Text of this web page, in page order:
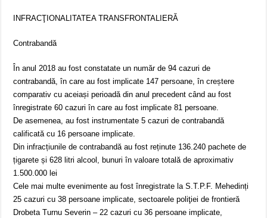
INFRACŢIONALITATEA TRANSFRONTALIERĂ
Contrabandă
În anul 2018 au fost constatate un număr de 94 cazuri de
contrabandă, în care au fost implicate 147 persoane, în creștere
comparativ cu aceiași perioadă din anul precedent când au fost
înregistrate 60 cazuri în care au fost implicate 81 persoane.
De asemenea, au fost instrumentate 5 cazuri de contrabandă
calificată cu 16 persoane implicate.
Din infracțiunile de contrabandă au fost reținute 136.240 pachete de
țigarete și 628 litri alcool, bunuri în valoare totală de aproximativ
1.500.000 lei
Cele mai multe evenimente au fost înregistrate la S.T.P.F. Mehedinți
25 cazuri cu 38 persoane implicate, sectoarele poliţiei de frontieră
Drobeta Turnu Severin – 22 cazuri cu 36 persoane implicate,